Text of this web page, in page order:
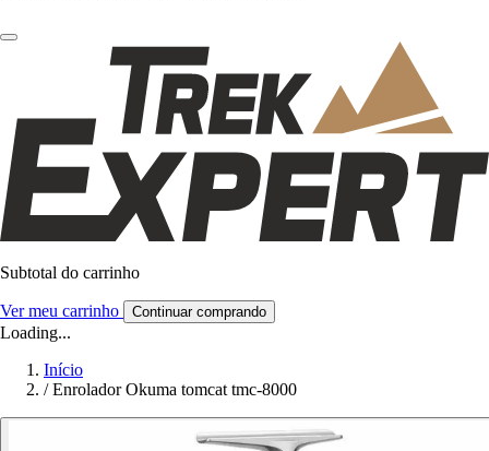
Subtotal do carrinho
Ver meu carrinho Continuar comprando
Loading...
Início
/ Enrolador Okuma tomcat tmc-8000